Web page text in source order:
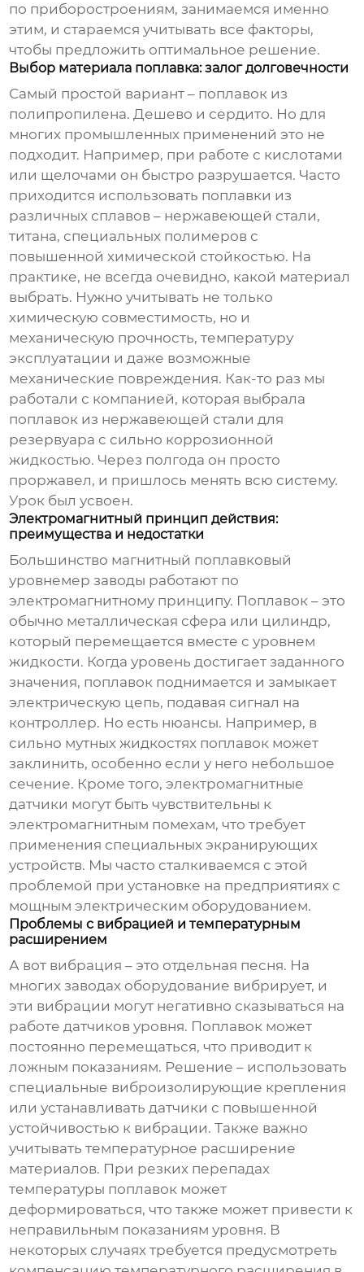
по приборостроениям, занимаемся именно
этим, и стараемся учитывать все факторы,
чтобы предложить оптимальное решение.
Выбор материала поплавка: залог долговечности
Самый простой вариант – поплавок из
полипропилена. Дешево и сердито. Но для
многих промышленных применений это не
подходит. Например, при работе с кислотами
или щелочами он быстро разрушается. Часто
приходится использовать поплавки из
различных сплавов – нержавеющей стали,
титана, специальных полимеров с
повышенной химической стойкостью. На
практике, не всегда очевидно, какой материал
выбрать. Нужно учитывать не только
химическую совместимость, но и
механическую прочность, температуру
эксплуатации и даже возможные
механические повреждения. Как-то раз мы
работали с компанией, которая выбрала
поплавок из нержавеющей стали для
резервуара с сильно коррозионной
жидкостью. Через полгода он просто
проржавел, и пришлось менять всю систему.
Урок был усвоен.
Электромагнитный принцип действия:
преимущества и недостатки
Большинство магнитный поплавковый
уровнемер заводы работают по
электромагнитному принципу. Поплавок – это
обычно металлическая сфера или цилиндр,
который перемещается вместе с уровнем
жидкости. Когда уровень достигает заданного
значения, поплавок поднимается и замыкает
электрическую цепь, подавая сигнал на
контроллер. Но есть нюансы. Например, в
сильно мутных жидкостях поплавок может
заклинить, особенно если у него небольшое
сечение. Кроме того, электромагнитные
датчики могут быть чувствительны к
электромагнитным помехам, что требует
применения специальных экранирующих
устройств. Мы часто сталкиваемся с этой
проблемой при установке на предприятиях с
мощным электрическим оборудованием.
Проблемы с вибрацией и температурным
расширением
А вот вибрация – это отдельная песня. На
многих заводах оборудование вибрирует, и
эти вибрации могут негативно сказываться на
работе датчиков уровня. Поплавок может
постоянно перемещаться, что приводит к
ложным показаниям. Решение – использовать
специальные виброизолирующие крепления
или устанавливать датчики с повышенной
устойчивостью к вибрации. Также важно
учитывать температурное расширение
материалов. При резких перепадах
температуры поплавок может
деформироваться, что также может привести к
неправильным показаниям уровня. В
некоторых случаях требуется предусмотреть